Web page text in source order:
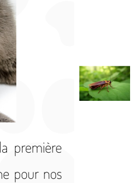
première
pour nos